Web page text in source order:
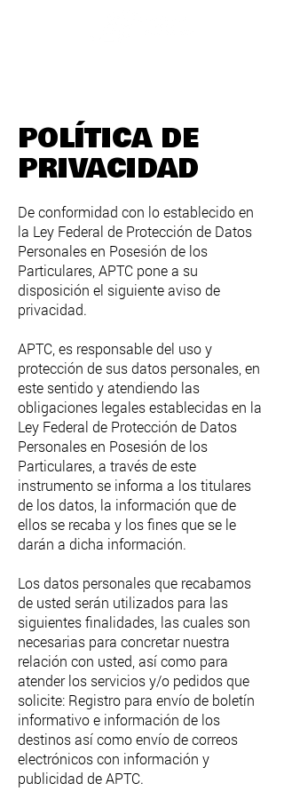
POLÍTICA DE
PRIVACIDAD
De conformidad con lo establecido en
la Ley Federal de Protección de Datos
Personales en Posesión de los
Particulares, APTC pone a su
disposición el siguiente aviso de
privacidad.
APTC, es responsable del uso y
protección de sus datos personales, en
este sentido y atendiendo las
obligaciones legales establecidas en la
Ley Federal de Protección de Datos
Personales en Posesión de los
Particulares, a través de este
instrumento se informa a los titulares
de los datos, la información que de
ellos se recaba y los fines que se le
darán a dicha información.
Los datos personales que recabamos
de usted serán utilizados para las
siguientes finalidades, las cuales son
necesarias para concretar nuestra
relación con usted, así como para
atender los servicios y/o pedidos que
solicite: Registro para envío de boletín
informativo e información de los
destinos así como envío de correos
electrónicos con información y
publicidad de APTC.